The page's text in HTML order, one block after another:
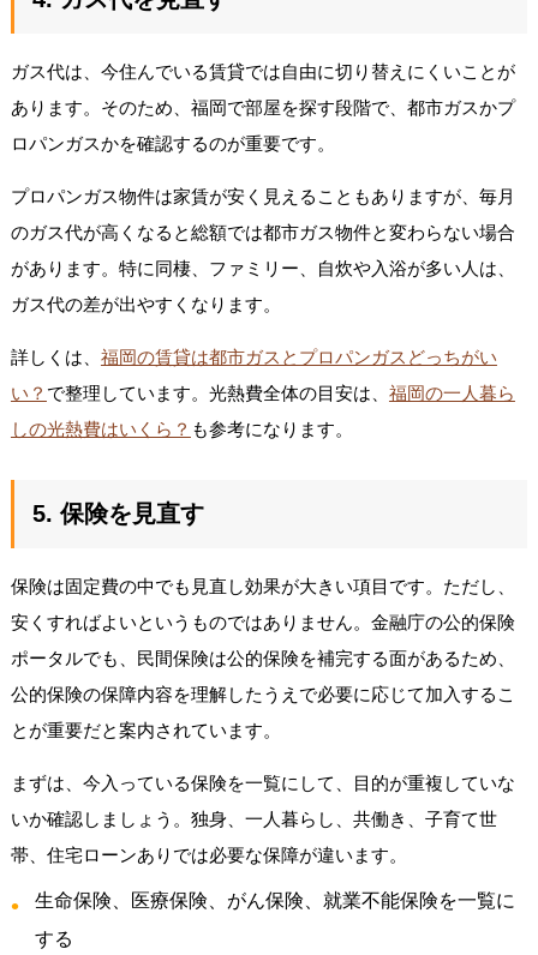
ガス代は、今住んでいる賃貸では自由に切り替えにくいことが
あります。そのため、福岡で部屋を探す段階で、都市ガスかプ
ロパンガスかを確認するのが重要です。
プロパンガス物件は家賃が安く見えることもありますが、毎月
のガス代が高くなると総額では都市ガス物件と変わらない場合
があります。特に同棲、ファミリー、自炊や入浴が多い人は、
ガス代の差が出やすくなります。
詳しくは、 福岡の賃貸は都市ガスとプロパンガスどっちがい
い？ で整理しています。光熱費全体の目安は、 福岡の一人暮ら
しの光熱費はいくら？ も参考になります。
5. 保険を見直す
保険は固定費の中でも見直し効果が大きい項目です。ただし、
安くすればよいというものではありません。金融庁の公的保険
ポータルでも、民間保険は公的保険を補完する面があるため、
公的保険の保障内容を理解したうえで必要に応じて加入するこ
とが重要だと案内されています。
まずは、今入っている保険を一覧にして、目的が重複していな
いか確認しましょう。独身、一人暮らし、共働き、子育て世
帯、住宅ローンありでは必要な保障が違います。
生命保険、医療保険、がん保険、就業不能保険を一覧に
する